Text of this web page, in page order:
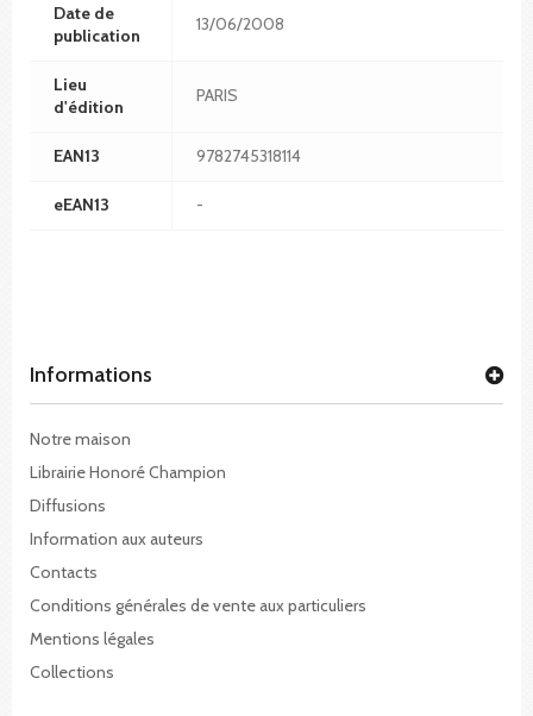
Date de
publication
13/06/2008
Lieu
d'édition
PARIS
EAN13 9782745318114
eEAN13 -
Informations
Notre maison
Librairie Honoré Champion
Diffusions
Information aux auteurs
Contacts
Conditions générales de vente aux particuliers
Mentions légales
Collections